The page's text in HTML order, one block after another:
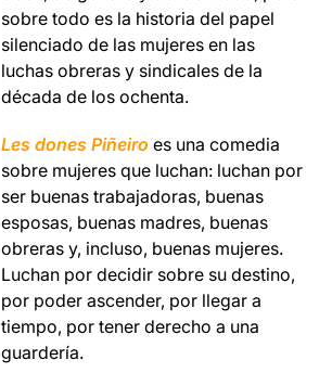
sobre todo es la historia del papel
silenciado de las mujeres en las
luchas obreras y sindicales de la
década de los ochenta.
Les dones Piñeiro es una comedia
sobre mujeres que luchan: luchan por
ser buenas trabajadoras, buenas
esposas, buenas madres, buenas
obreras y, incluso, buenas mujeres.
Luchan por decidir sobre su destino,
por poder ascender, por llegar a
tiempo, por tener derecho a una
guardería.